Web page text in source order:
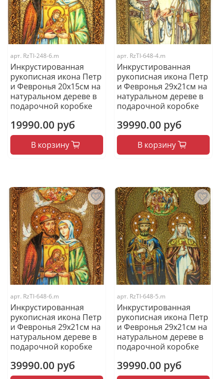
арт. RzTI-248-6.m
Инкрустированная
рукописная икона Петр
и Февронья 20х15см на
натуральном дереве в
подарочной коробке
19990.00 руб
В корзину
арт. RzTI-648-4.m
Инкрустированная
рукописная икона Петр
и Февронья 29х21см на
натуральном дереве в
подарочной коробке
39990.00 руб
В корзину
арт. RzTI-648-6.m
Инкрустированная
рукописная икона Петр
и Февронья 29х21см на
натуральном дереве в
подарочной коробке
39990.00 руб
арт. RzTI-648-5.m
Инкрустированная
рукописная икона Петр
и Февронья 29х21см на
натуральном дереве в
подарочной коробке
39990.00 руб